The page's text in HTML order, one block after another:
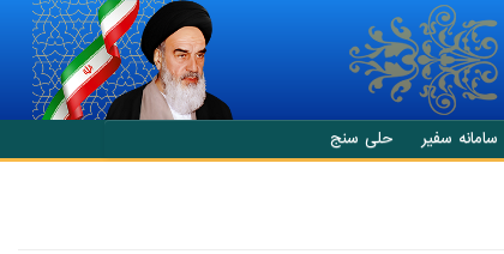
سامانه سفیر حلی سنج